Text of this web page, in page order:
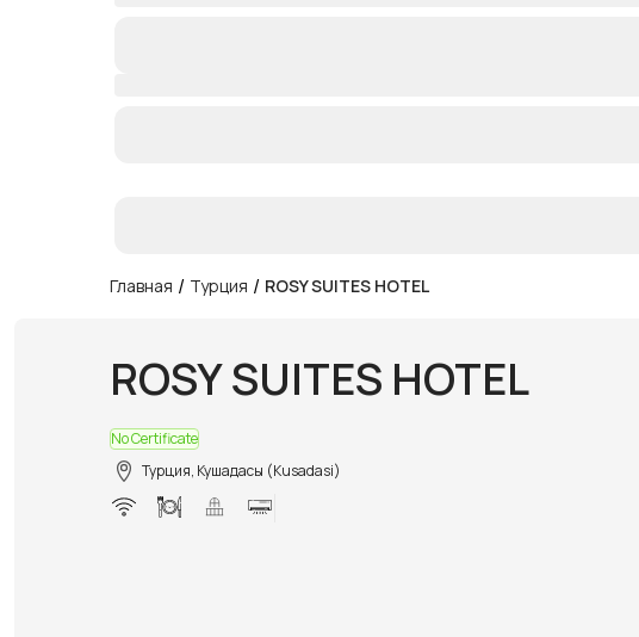
Главная / Турция / ROSY SUITES HOTEL
ROSY SUITES HOTEL
No Certificate
Турция, Кушадасы (Kusadasi)